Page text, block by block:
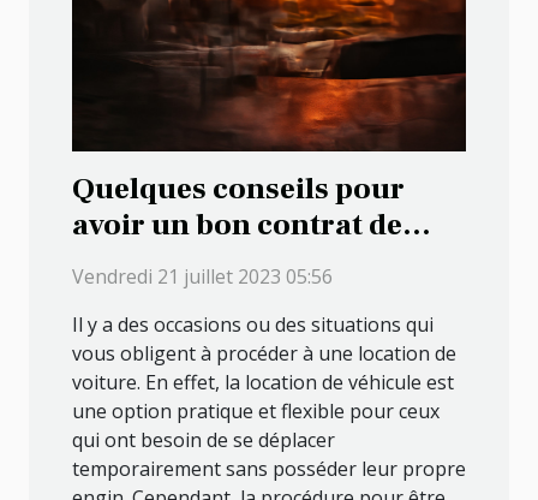
Quelques conseils pour
avoir un bon contrat de
location de véhicule
Vendredi 21 juillet 2023 05:56
Il y a des occasions ou des situations qui
vous obligent à procéder à une location de
voiture. En effet, la location de véhicule est
une option pratique et flexible pour ceux
qui ont besoin de se déplacer
temporairement sans posséder leur propre